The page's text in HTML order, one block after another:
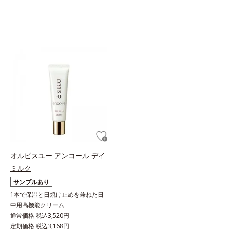
オルビスユー アンコール デイ
ミルク
サンプルあり
1本で保湿と日焼け止めを兼ねた日
中用高機能クリーム
通常価格 税込3,520円
定期価格 税込3,168円